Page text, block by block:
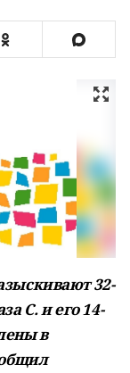
32-
С. и его 14-
в